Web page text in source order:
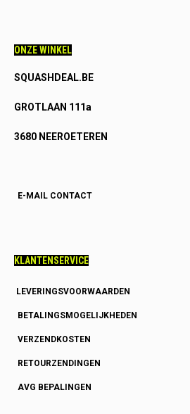
ONZE WINKEL
SQUASHDEAL.BE
GROTLAAN 111a
3680 NEEROETEREN
E-MAIL CONTACT
KLANTENSERVICE
LEVERINGSVOORWAARDEN
BETALINGSMOGELIJKHEDEN
VERZENDKOSTEN
RETOURZENDINGEN
AVG BEPALINGEN